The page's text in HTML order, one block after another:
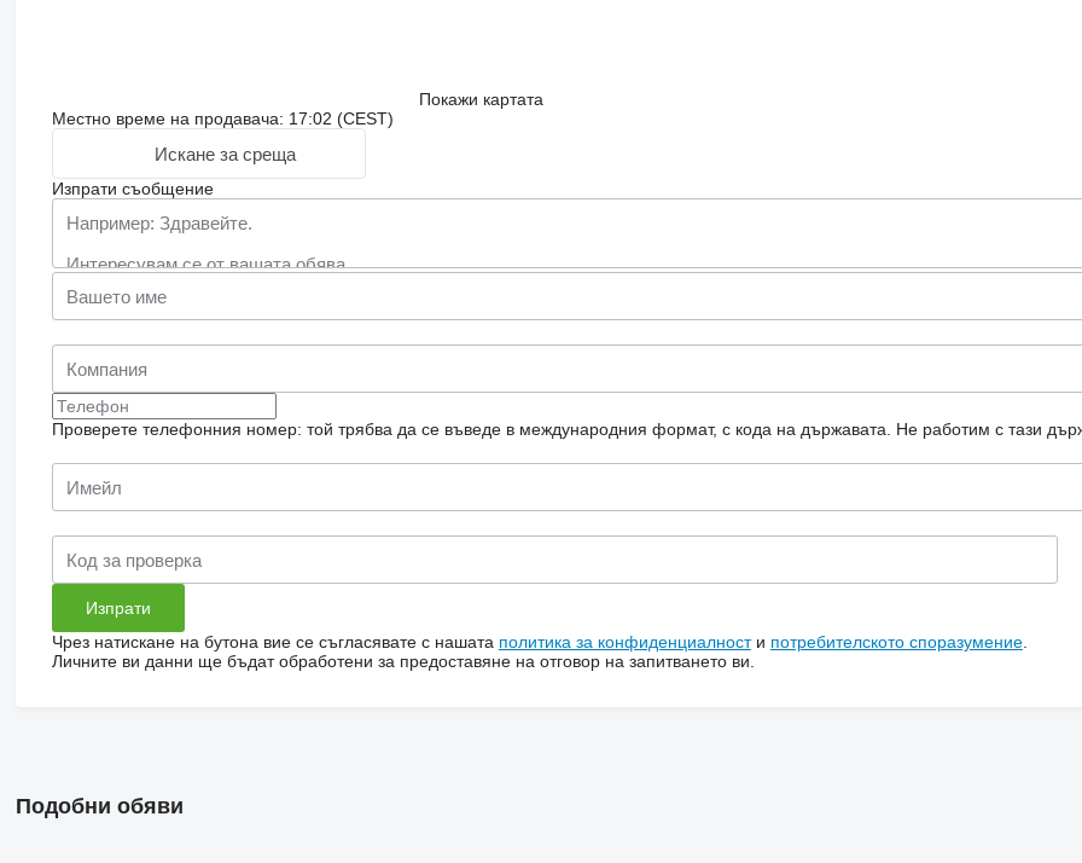
Покажи картата
Местно време на продавача: 17:02 (CEST)
Искане за среща
Изпрати съобщение
Проверете телефонния номер: той трябва да се въведе в международния формат, с кода на държавата. Не работим с тази
Чрез натискане на бутона вие се съгласявате с нашата политика за конфиденциалности потребителското споразумение.
Личните ви данни ще бъдат обработени за предоставяне на отговор на запитването ви.
Подобни обяви